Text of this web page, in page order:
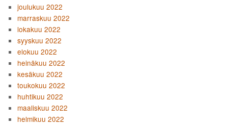
joulukuu 2022
marraskuu 2022
lokakuu 2022
syyskuu 2022
elokuu 2022
heinäkuu 2022
kesäkuu 2022
toukokuu 2022
huhtikuu 2022
maaliskuu 2022
helmikuu 2022